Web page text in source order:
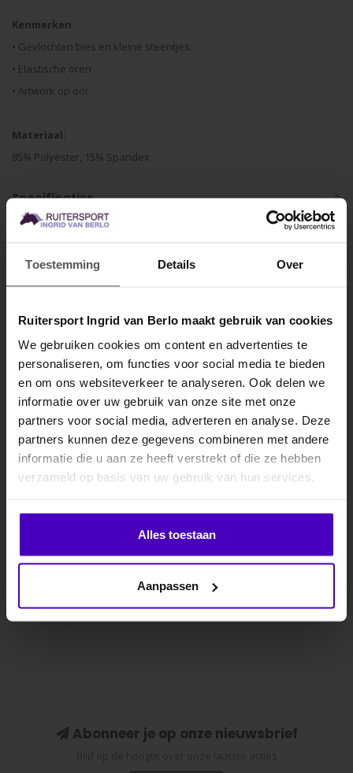
Toestemming Details Over
Ruitersport Ingrid van Berlo maakt gebruik van cookies
We gebruiken cookies om content en advertenties te
personaliseren, om functies voor social media te bieden
en om ons websiteverkeer te analyseren. Ook delen we
informatie over uw gebruik van onze site met onze
partners voor social media, adverteren en analyse. Deze
partners kunnen deze gegevens combineren met andere
informatie die u aan ze heeft verstrekt of die ze hebben
verzameld op basis van uw gebruik van hun services.
Alles toestaan
Aanpassen
Kenmerken
• Gevlochten bies en kleine steentjes
• Elastische oren
• Artwork op oor
Materiaal:
85% Polyester, 15% Spandex
Specificaties
Zadeldek Idzard
• Compleet 3D mesh
€54,95 €38,46
Zadeldek Izzy
• Sportieve uitstraling
€64,95 €45,46
Abonneer je op onze nieuwsbrief
MELD JE AAN VOOR
10% KORTING
.